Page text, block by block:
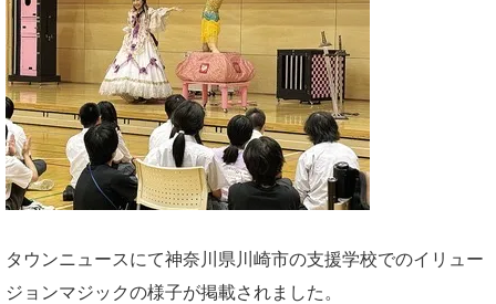
タウンニュースにて神奈川県川崎市の支援学校でのイリュー
ジョンマジックの様子が掲載されました。